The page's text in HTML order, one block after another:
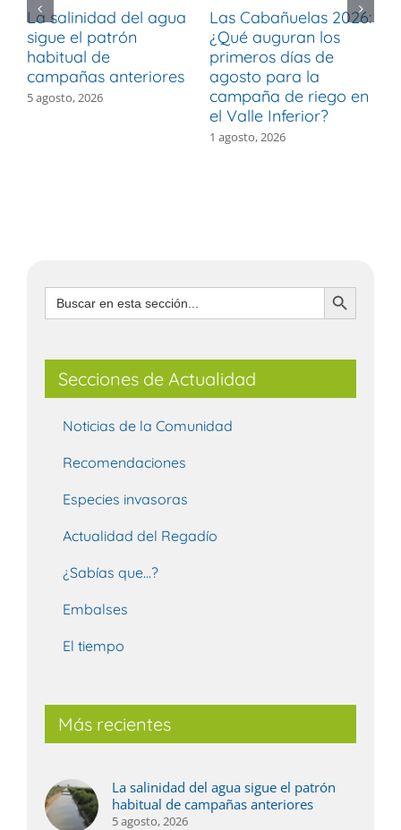
La salinidad del agua
sigue el patrón
habitual de
campañas anteriores
5 agosto, 2026
Las Cabañuelas 2026:
¿Qué auguran los
primeros días de
agosto para la
campaña de riego en
el Valle Inferior?
1 agosto, 2026
Buscar: Botón de búsqueda
Secciones de Actualidad
Noticias de la Comunidad
Recomendaciones
Especies invasoras
Actualidad del Regadío
¿Sabías que…?
Embalses
El tiempo
Más recientes
La salinidad del agua sigue el patrón
habitual de campañas anteriores
5 agosto, 2026